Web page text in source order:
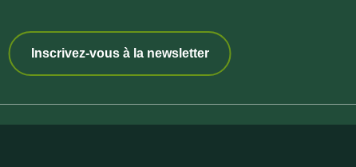
Inscrivez-vous à la newsletter